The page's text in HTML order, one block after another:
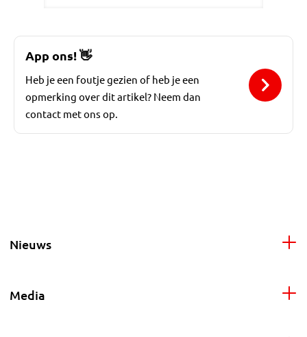
App ons!👋
Heb je een foutje gezien of heb je een
opmerking over dit artikel? Neem dan
contact met ons op.
Nieuws
Media